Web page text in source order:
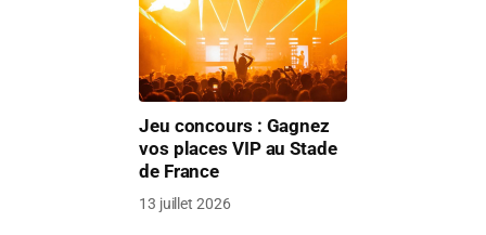
Jeu concours : Gagnez
vos places VIP au Stade
de France
13 juillet 2026